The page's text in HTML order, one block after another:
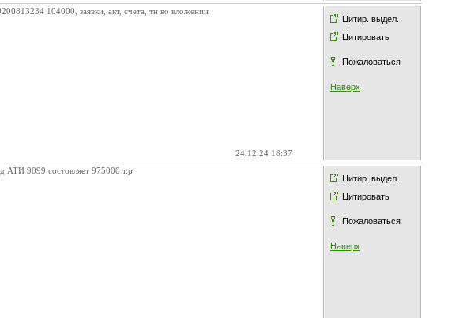
Цитир. выдел.
Цитировать
Пожаловаться
Наверх
104000, заявки, акт, счета, тн во вложении
24.12.24 18:37
Цитир. выдел.
Цитировать
Пожаловаться
Наверх
АТИ 9099 состовляет 975000 т.р